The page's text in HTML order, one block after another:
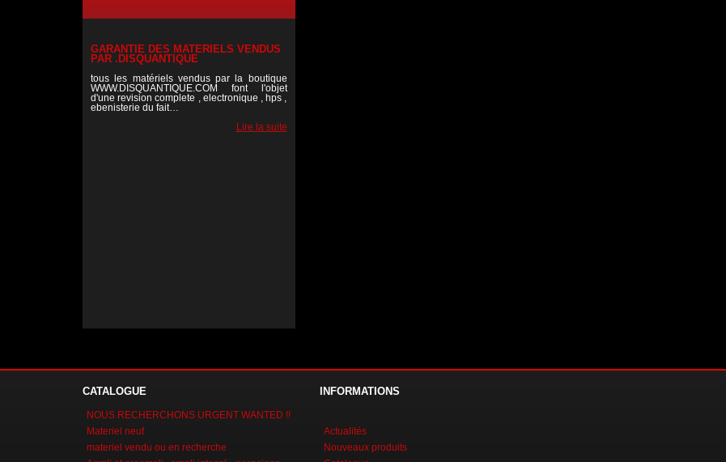
Lire la suite
GARANTIE DES MATERIELS VENDUS
PAR .DISQUANTIQUE
tous les matériels vendus par la boutique
WWW.DISQUANTIQUE.COM font l'objet
d'une revision complete , electronique , hps ,
ebenisterie du fait…
Lire la suite
CATALOGUE
NOUS RECHERCHONS URGENT WANTED !!
Materiel neuf
materiel vendu ou en recherche
INFORMATIONS
Actualités
Nouveaux produits